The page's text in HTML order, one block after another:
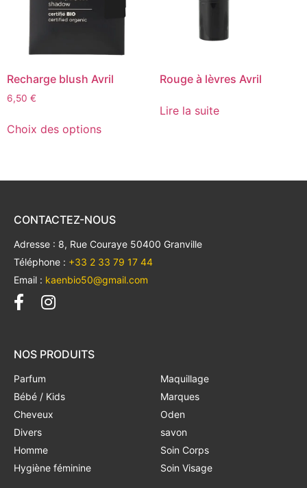
Recharge blush Avril
6,50 €
Choix des options
Rouge à lèvres Avril
Lire la suite
CONTACTEZ-NOUS
Adresse : 8, Rue Couraye 50400 Granville
Téléphone : +33 2 33 79 17 44
Email : kaenbio50@gmail.com
NOS PRODUITS
Parfum
Bébé / Kids
Cheveux
Divers
Homme
Hygiène féminine
Maquillage
Marques
Oden
savon
Soin Corps
Soin Visage